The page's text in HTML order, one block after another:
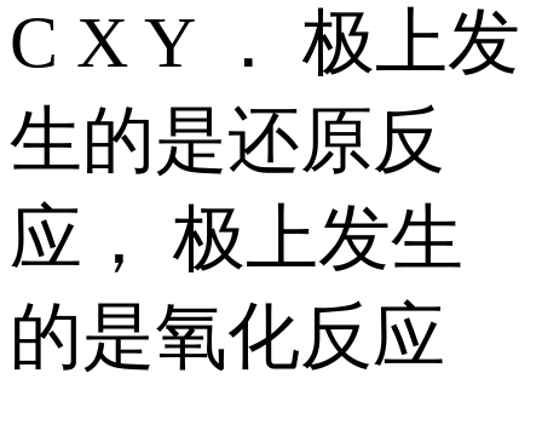
C X Y ． 极上发
生的是还原反
应， 极上发生
的是氧化反应